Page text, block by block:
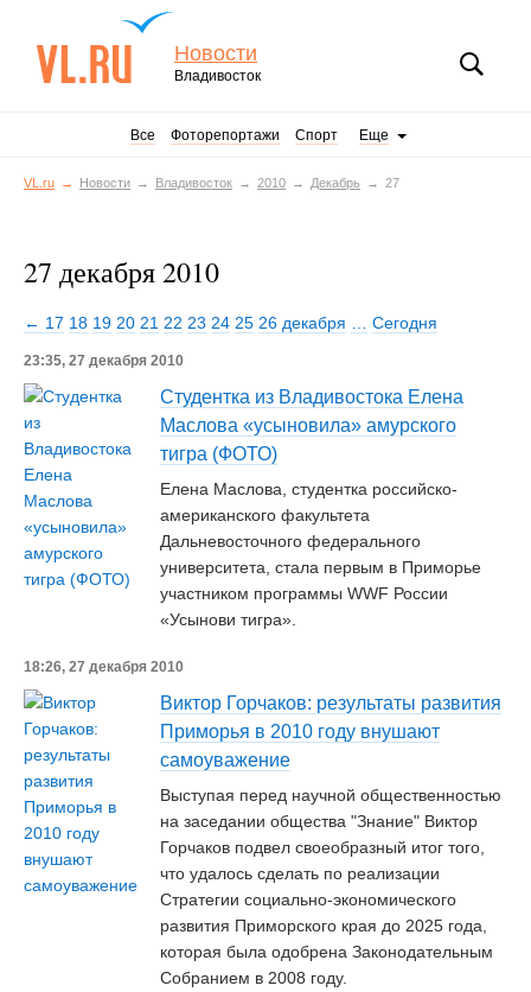
Новости
Владивосток
Все Фоторепортажи Спорт Еще
VL.ru Новости Владивосток 2010 Декабрь 27
27 декабря 2010
← 17 18 19 20 21 22 23 24 25 26 декабря Сегодня
23:35, 27 декабря 2010
Студентка из Владивостока Елена
Маслова «усыновила» амурского
тигра (ФОТО)
Елена Маслова, студентка российско-
американского факультета
Дальневосточного федерального
университета, стала первым в Приморье
участником программы WWF России
«Усынови тигра».
18:26, 27 декабря 2010
Виктор Горчаков: результаты развития
Приморья в 2010 году внушают
самоуважение
Выступая перед научной общественностью
на заседании общества "Знание" Виктор
Горчаков подвел своеобразный итог того,
что удалось сделать по реализации
Стратегии социально-экономического
развития Приморского края до 2025 года,
которая была одобрена Законодательным
Собранием в 2008 году.